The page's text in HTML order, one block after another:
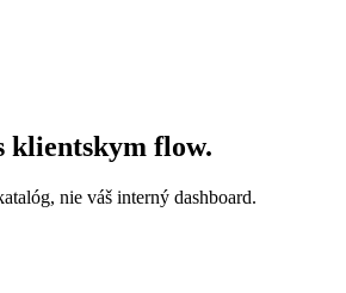
klientskym flow.
nie váš interný dashboard.